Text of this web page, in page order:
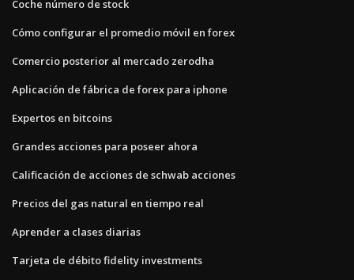
Coche número de stock
Cómo configurar el promedio móvil en forex
Comercio posterior al mercado zerodha
Aplicación de fábrica de forex para iphone
Expertos en bitcoins
Grandes acciones para poseer ahora
Calificación de acciones de schwab acciones
Precios del gas natural en tiempo real
Aprender a clases diarias
Tarjeta de débito fidelity investments